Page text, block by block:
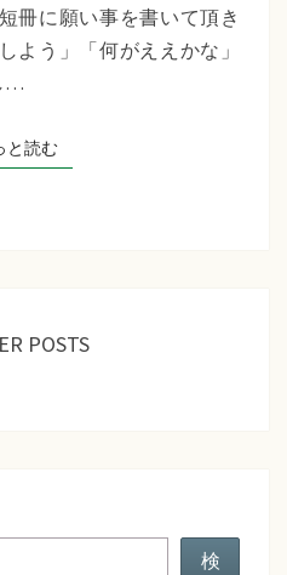
夕
行
冊に願い事を書いて頂き
よう」「何がええかな」
…
と読むもっと読む
POSTS
検